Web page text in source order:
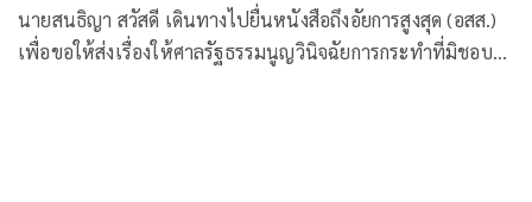
นายสนธิญา สวัสดี เดินทางไปยื่นหนังสือถึงอัยการสูงสุด (อสส.)
เพื่อขอให้ส่งเรื่องให้ศาลรัฐธรรมนูญวินิจฉัยการกระทำที่มิชอบ